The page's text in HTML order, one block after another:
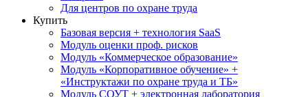
Для центров по охране труда
Купить
Базовая версия + технология SaaS
Модуль оценки проф. рисков
Модуль «Коммерческое образование»
Модуль «Корпоративное обучение» +
«Инструктажи по охране труда и ТБ»
Модуль СОУТ + электронная лаборатория